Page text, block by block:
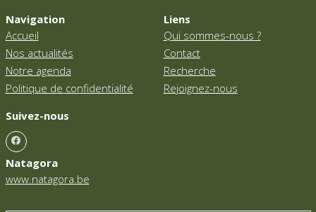
Navigation
Accueil
Nos actualités
Notre agenda
Politique de confidentialité
Liens
Qui sommes-nous ?
Contact
Recherche
Rejoignez-nous
Suivez-nous
Natagora
www.natagora.be